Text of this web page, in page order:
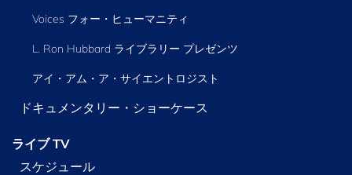
Voices フォー・ヒューマニティ
L. Ron Hubbard ライブラリー プレゼンツ
アイ・アム・ア・サイエントロジスト
ドキュメンタリー・ショーケース
ライブ TV
スケジュール